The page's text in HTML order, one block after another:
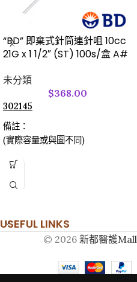
“BD” 即棄式針筒連針咀 10cc
21G x 1 1/2″ (ST) 100s/盒 A#
未分類
$368.00
302145
備註：
(實際容量或與圖不同)
USEFUL LINKS
© 2026 新都醫護Mall